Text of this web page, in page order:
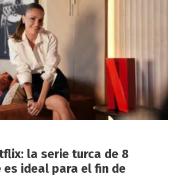
la serie turca de 8
ideal para el fin de